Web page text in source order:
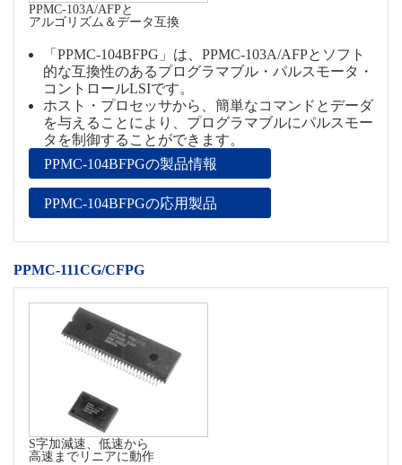
PPMC-103A/AFPと
アルゴリズム＆データ互換
「PPMC-104BFPG」は、PPMC-103A/AFPとソフト
的な互換性のあるプログラマブル・パルスモータ・
コントロールLSIです。
ホスト・プロセッサから、簡単なコマンドとデーダ
を与えることにより、プログラマブルにパルスモー
タを制御することができます。
PPMC-104BFPGの製品情報
PPMC-104BFPGの応用製品
PPMC-111CG/CFPG
S字加減速、低速から
高速までリニアに動作